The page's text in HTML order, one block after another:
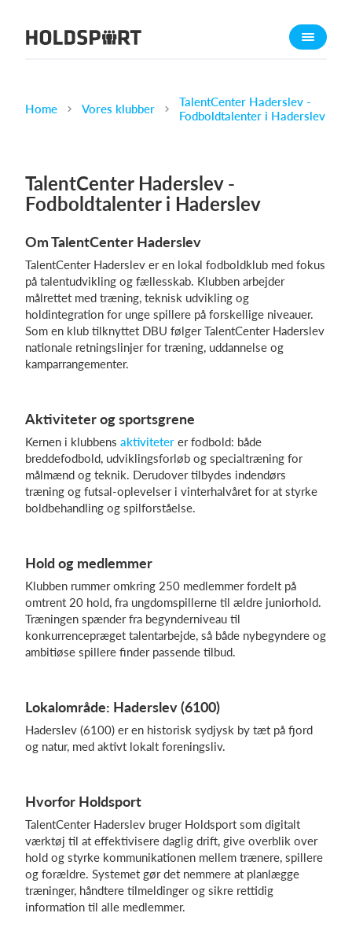
Om Holdsport
Karriere
Funktioner
Kalender
Webshop
Billetsystem
Hvad koster det?
Home Vores klubber
TalentCenter Haderslev -
Fodboldtalenter i Haderslev
TalentCenter Haderslev -
Fodboldtalenter i Haderslev
Om TalentCenter Haderslev
TalentCenter Haderslev er en lokal fodboldklub med fokus
på talentudvikling og fællesskab. Klubben arbejder
målrettet med træning, teknisk udvikling og
holdintegration for unge spillere på forskellige niveauer.
Som en klub tilknyttet DBU følger TalentCenter Haderslev
nationale retningslinjer for træning, uddannelse og
kamparrangementer.
Aktiviteter og sportsgrene
Kernen i klubbens aktiviteter er fodbold: både
breddefodbold, udviklingsforløb og specialtræning for
målmænd og teknik. Derudover tilbydes indendørs
træning og futsal-oplevelser i vinterhalvåret for at styrke
boldbehandling og spilforståelse.
Hold og medlemmer
Klubben rummer omkring 250 medlemmer fordelt på
omtrent 20 hold, fra ungdomspillerne til ældre juniorhold.
Træningen spænder fra begynderniveau til
konkurrencepræget talentarbejde, så både nybegyndere og
ambitiøse spillere finder passende tilbud.
Lokalområde: Haderslev (6100)
Haderslev (6100) er en historisk sydjysk by tæt på fjord
og natur, med aktivt lokalt foreningsliv.
Hvorfor Holdsport
TalentCenter Haderslev bruger Holdsport som digitalt
værktøj til at effektivisere daglig drift, give overblik over
hold og styrke kommunikationen mellem trænere, spillere
og forældre. Systemet gør det nemmere at planlægge
træninger, håndtere tilmeldinger og sikre rettidig
information til alle medlemmer.